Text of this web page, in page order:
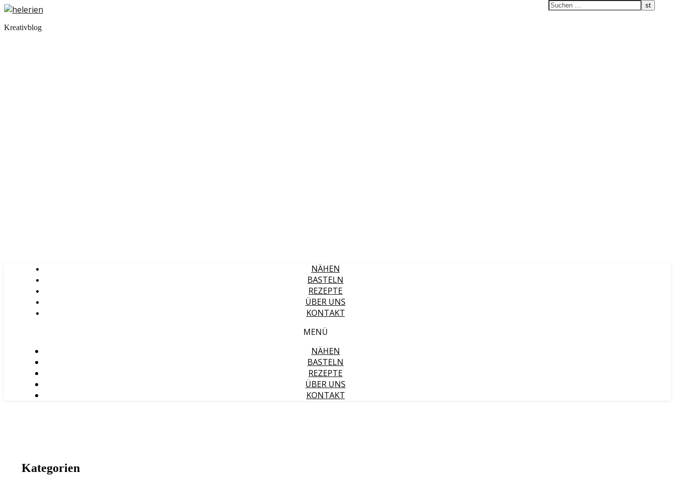
Kreativblog
NÄHEN
BASTELN
REZEPTE
ÜBER UNS
KONTAKT
MENÜ
NÄHEN
BASTELN
REZEPTE
ÜBER UNS
KONTAKT
Kategorien